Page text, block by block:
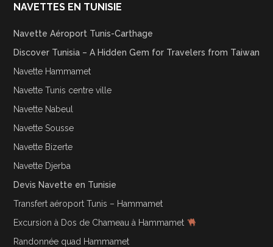
NAVETTES EN TUNISIE
Navette Aéroport Tunis-Carthage
Discover Tunisia – A Hidden Gem for Travelers from Taiwan
Navette Hammamet
Navette Tunis centre ville
Navette Nabeul
Navette Sousse
Navette Bizerte
Navette Djerba
Devis Navette en Tunisie
Transfert aéroport Tunis – Hammamet
Excursion à Dos de Chameau à Hammamet
Randonnée quad Hammamet